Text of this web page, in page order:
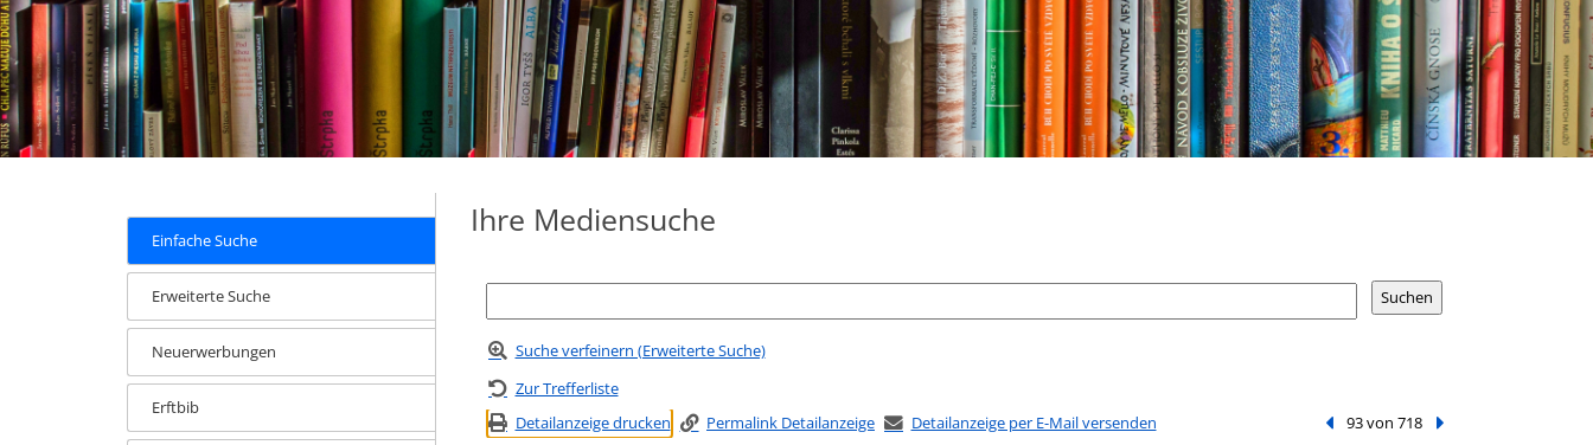
Einfache Suche
Erweiterte Suche
Neuerwerbungen
Erftbib
Ihre Mediensuche
Suche verfeinern (Erweiterte Suche)
Zur Trefferliste
Detailanzeige drucken
Permalink Detailanzeige Detailanzeige per E-Mail versenden Vorheriger Treffer
93 von 718 Nächster Treffer